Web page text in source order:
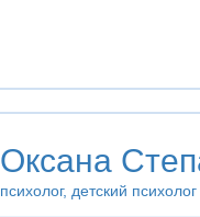
Оксана
психолог, детский психолог